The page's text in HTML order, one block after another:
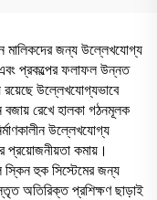
মালিকদের জন্য উল্লেখযোগ্য
এবং প্রকল্পের ফলাফল উন্নত
রয়েছে উল্লেখযোগ্যভাবে
বজায় রেখে হালকা গঠনমূলক
উল্লেখযোগ্য
প্রয়োজনীয়তা কমায়।
স্কিন হুক সিস্টেমের জন্য
অতিরিক্ত প্রশিক্ষণ ছাড়াই